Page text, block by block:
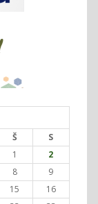
Š
S
1
2
8
9
15
16